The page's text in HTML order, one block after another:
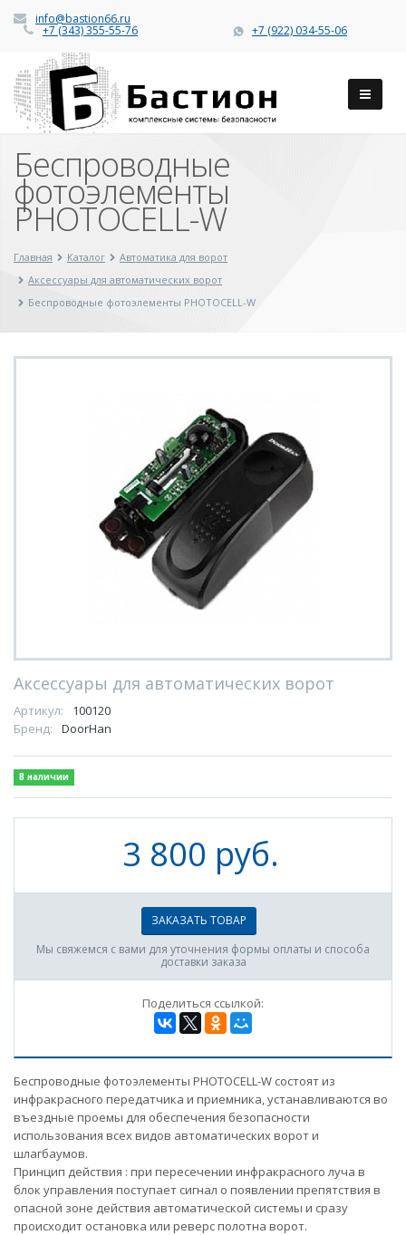
info@bastion66.ru
+7 (343) 355-55-76 +7 (922) 034-55-06
Беспроводные
фотоэлементы
PHOTOCELL-W
Главная Каталог
Автоматика для ворот
Аксессуары для автоматических ворот
Беспроводные фотоэлементы PHOTOCELL-W
Аксессуары для автоматических ворот
Артикул:
100120
Бренд:
DoorHan
В наличии
3 800 руб.
ЗАКАЗАТЬ ТОВАР
Мы свяжемся с вами для уточнения формы оплаты и способа
доставки заказа
Поделиться ссылкой:
Беспроводные фотоэлементы PHOTOCELL-W состоят из
инфракрасного передатчика и приемника, устанавливаются во
въездные проемы для обеспечения безопасности
использования всех видов автоматических ворот и
шлагбаумов.
Принцип действия : при пересечении инфракрасного луча в
блок управления поступает сигнал о появлении препятствия в
опасной зоне действия автоматической системы и сразу
происходит остановка или реверс полотна ворот.